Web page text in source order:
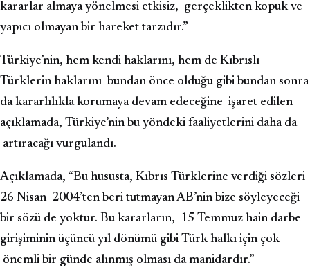
kararlar almaya yönelmesi etkisiz, gerçeklikten kopuk ve
yapıcı olmayan bir hareket tarzıdır.”
Türkiye’nin, hem kendi haklarını, hem de Kıbrıslı
Türklerin haklarını bundan önce olduğu gibi bundan sonra
da kararlılıkla korumaya devam edeceğine işaret edilen
açıklamada, Türkiye’nin bu yöndeki faaliyetlerini daha da
artıracağı vurgulandı.
Açıklamada, “Bu hususta, Kıbrıs Türklerine verdiği sözleri
26 Nisan 2004’ten beri tutmayan AB’nin bize söyleyeceği
bir sözü de yoktur. Bu kararların, 15 Temmuz hain darbe
girişiminin üçüncü yıl dönümü gibi Türk halkı için çok
önemli bir günde alınmış olması da manidardır.”